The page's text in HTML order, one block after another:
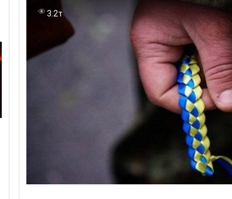
3.2т